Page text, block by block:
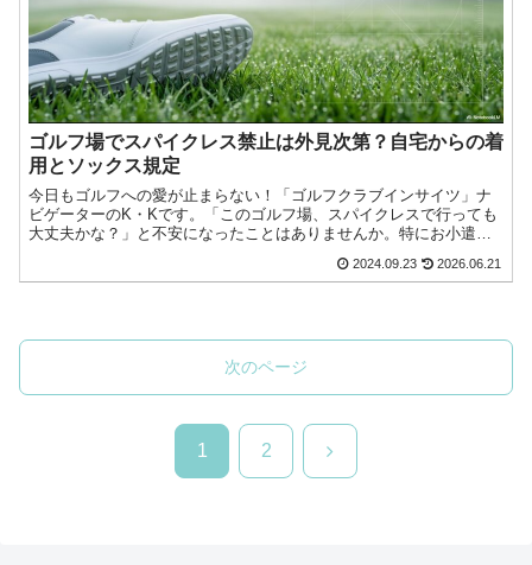
ゴルフ場でスパイクレス禁止は外見次第？自宅からの着
用とソックス規定
今日もゴルフへの愛が止まらない！「ゴルフクラブインサイツ」ナ
ビゲーターのK・Kです。「このゴルフ場、スパイクレスで行っても
大丈夫かな？」と不安になったことはありませんか。特にお小遣い
日もゴルフへの愛が止まらない！『ゴルフクラブインサイツ』ナビ
2024.09.23 2026.06.21
次のページ
1 2 次